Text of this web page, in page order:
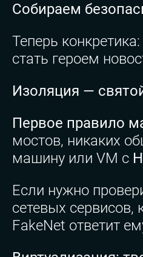
Собираем
Теперь
стать героем
Изоляция —
Первое правило
мостов, никаких
машину или VM с
Если нужно
сетевых сервисов,
FakeNet ответит